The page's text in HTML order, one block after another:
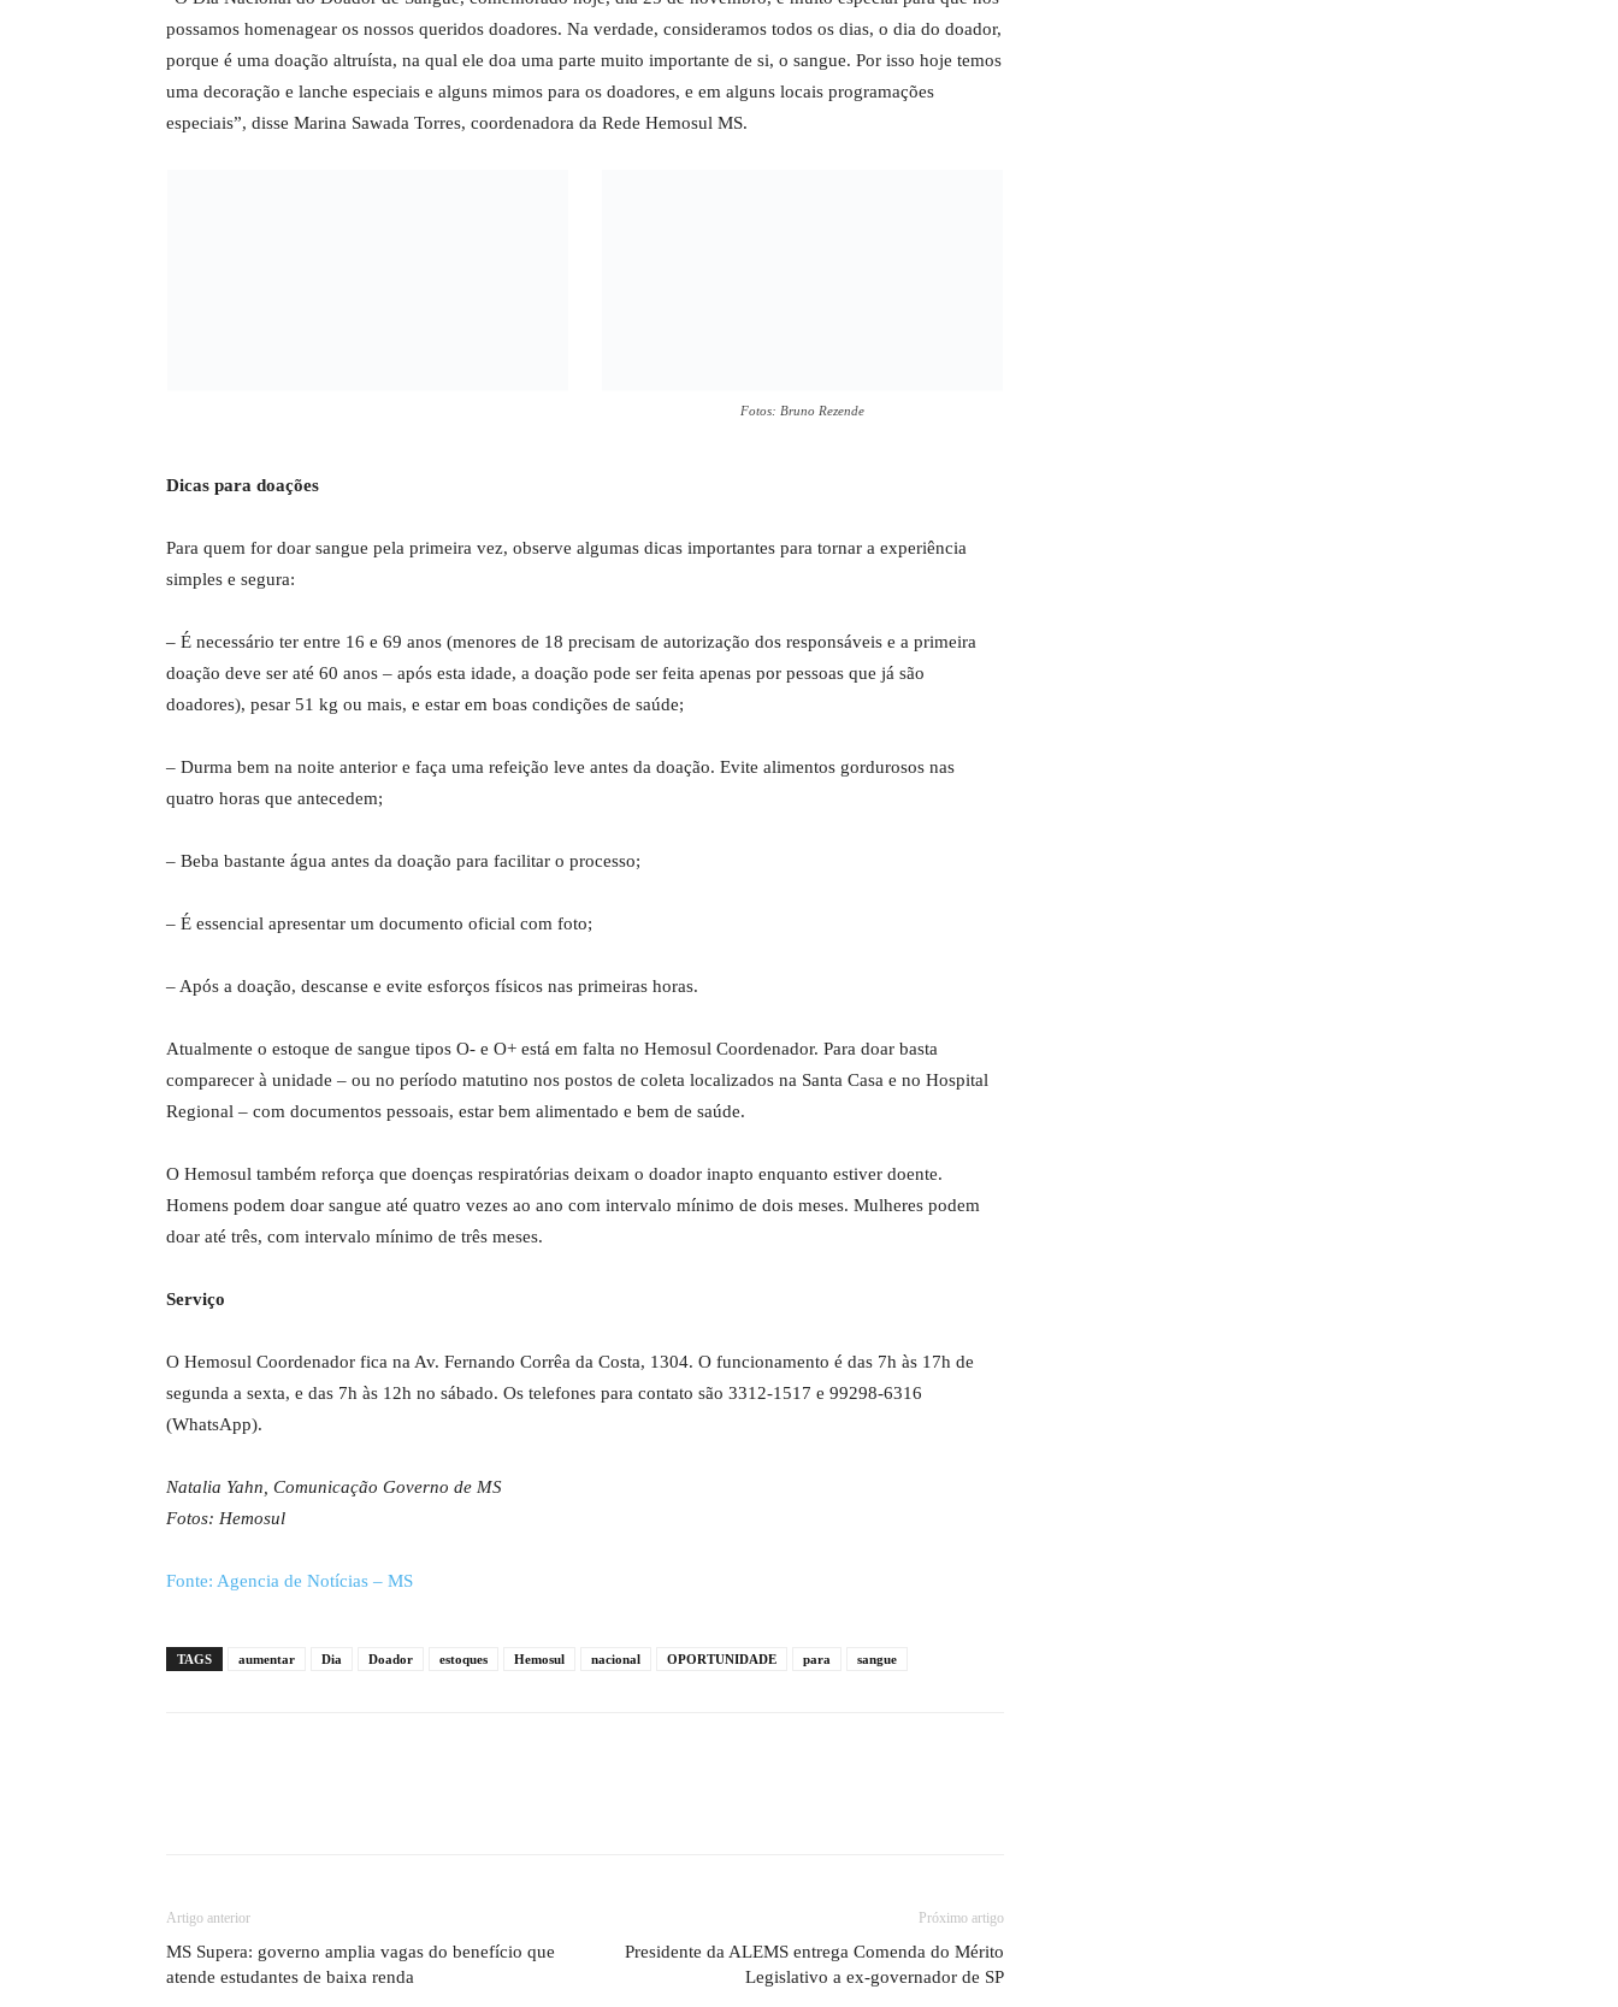
possamos homenagear os nossos queridos doadores. Na verdade, consideramos todos os dias, o dia do doador,
porque é uma doação altruísta, na qual ele doa uma parte muito importante de si, o sangue. Por isso hoje temos
uma decoração e lanche especiais e alguns mimos para os doadores, e em alguns locais programações
especiais”, disse Marina Sawada Torres, coordenadora da Rede Hemosul MS.
Fotos: Bruno Rezende
Dicas para doações
Para quem for doar sangue pela primeira vez, observe algumas dicas importantes para tornar a experiência
simples e segura:
– É necessário ter entre 16 e 69 anos (menores de 18 precisam de autorização dos responsáveis e a primeira
doação deve ser até 60 anos – após esta idade, a doação pode ser feita apenas por pessoas que já são
doadores), pesar 51 kg ou mais, e estar em boas condições de saúde;
– Durma bem na noite anterior e faça uma refeição leve antes da doação. Evite alimentos gordurosos nas
quatro horas que antecedem;
– Beba bastante água antes da doação para facilitar o processo;
– É essencial apresentar um documento oficial com foto;
– Após a doação, descanse e evite esforços físicos nas primeiras horas.
Atualmente o estoque de sangue tipos O- e O+ está em falta no Hemosul Coordenador. Para doar basta
comparecer à unidade – ou no período matutino nos postos de coleta localizados na Santa Casa e no Hospital
Regional – com documentos pessoais, estar bem alimentado e bem de saúde.
O Hemosul também reforça que doenças respiratórias deixam o doador inapto enquanto estiver doente.
Homens podem doar sangue até quatro vezes ao ano com intervalo mínimo de dois meses. Mulheres podem
doar até três, com intervalo mínimo de três meses.
Serviço
O Hemosul Coordenador fica na Av. Fernando Corrêa da Costa, 1304. O funcionamento é das 7h às 17h de
segunda a sexta, e das 7h às 12h no sábado. Os telefones para contato são 3312-1517 e 99298-6316
(WhatsApp).
Natalia Yahn, Comunicação Governo de MS
Fotos: Hemosul
Fonte: Agencia de Notícias – MS
TAGS aumentar Dia Doador estoques Hemosul nacional OPORTUNIDADE para sangue
Artigo anterior
MS Supera: governo amplia vagas do benefício que
atende estudantes de baixa renda
Próximo artigo
Presidente da ALEMS entrega Comenda do Mérito
Legislativo a ex-governador de SP